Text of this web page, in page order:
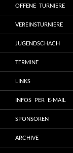
OFFENE TURNIERE
VEREINSTURNIERE
JUGENDSCHACH
TERMINE
LINKS
INFOS PER E-MAIL
SPONSOREN
ARCHIVE